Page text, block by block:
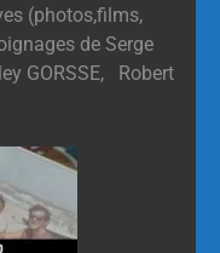
(photos,films,
de Serge
GORSSE, Robert